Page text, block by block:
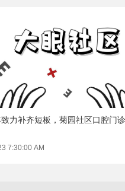
力补齐短板，菊园社区口腔门
7:30:00 AM